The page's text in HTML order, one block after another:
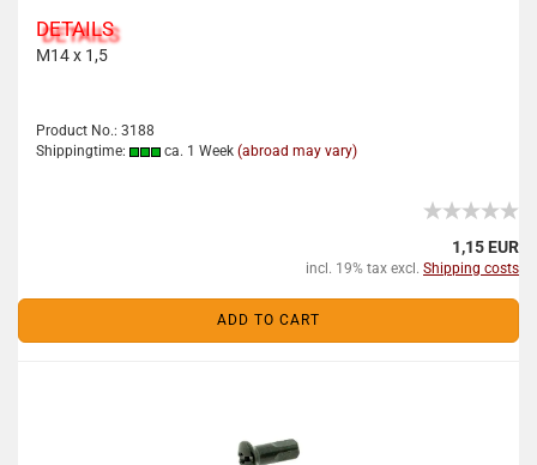
DETAILS
M14 x 1,5
Product No.: 3188
Shippingtime:
ca. 1 Week (abroad may vary)
1,15 EUR
incl. 19% tax excl. Shipping costs
ADD TO CART